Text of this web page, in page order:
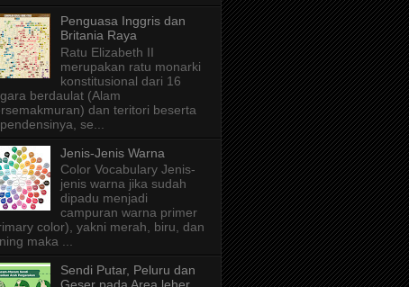
Penguasa Inggris dan
Britania Raya
Ratu Elizabeth II
merupakan ratu monarki
konstitusional dari 16
berdaulat (Alam
dan teritori beserta
se...
Jenis-Jenis Warna
Color Vocabulary Jenis-
jenis warna jika sudah
dipadu menjadi
campuran warna primer
color), yakni merah, biru, dan
maka ...
Sendi Putar, Peluru dan